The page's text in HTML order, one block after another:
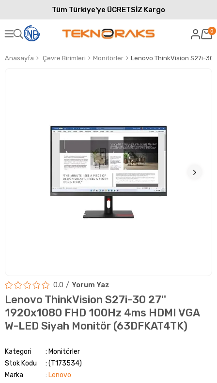
Tüm Türkiye'ye ÜCRETSİZ Kargo
0
Anasayfa Çevre Birimleri Monitörler
0.0 Yorum Yaz
Lenovo ThinkVision S27i-30 27''
1920x1080 FHD 100Hz 4ms HDMI VGA
W-LED Siyah Monitör (63DFKAT4TK)
Kategori
Monitörler
Stok Kodu
(T173534)
Marka
: Lenovo